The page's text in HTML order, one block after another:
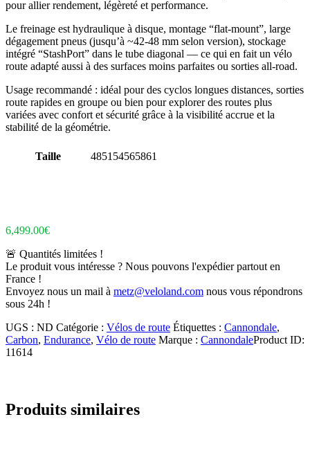
pour allier rendement, légèreté et performance.
Le freinage est hydraulique à disque, montage “flat-mount”, large
dégagement pneus (jusqu’à ~42-48 mm selon version), stockage
intégré “StashPort” dans le tube diagonal — ce qui en fait un vélo
route adapté aussi à des surfaces moins parfaites ou sorties all-road.
Usage recommandé : idéal pour des cyclos longues distances, sorties
route rapides en groupe ou bien pour explorer des routes plus
variées avec confort et sécurité grâce à la visibilité accrue et la
stabilité de la géométrie.
Taille 4851 54565861
6,499.00€
🚨 Quantités limitées !
Le produit vous intéresse ? Nous pouvons l'expédier partout en
France !
Envoyez nous un mail à metz@veloland.com nous vous répondrons
sous 24h !
UGS : ND Catégorie : Vélos de route Étiquettes : Cannondale,
Carbon, Endurance, Vélo de route Marque : CannondaleProduct ID:
11614
Produits similaires